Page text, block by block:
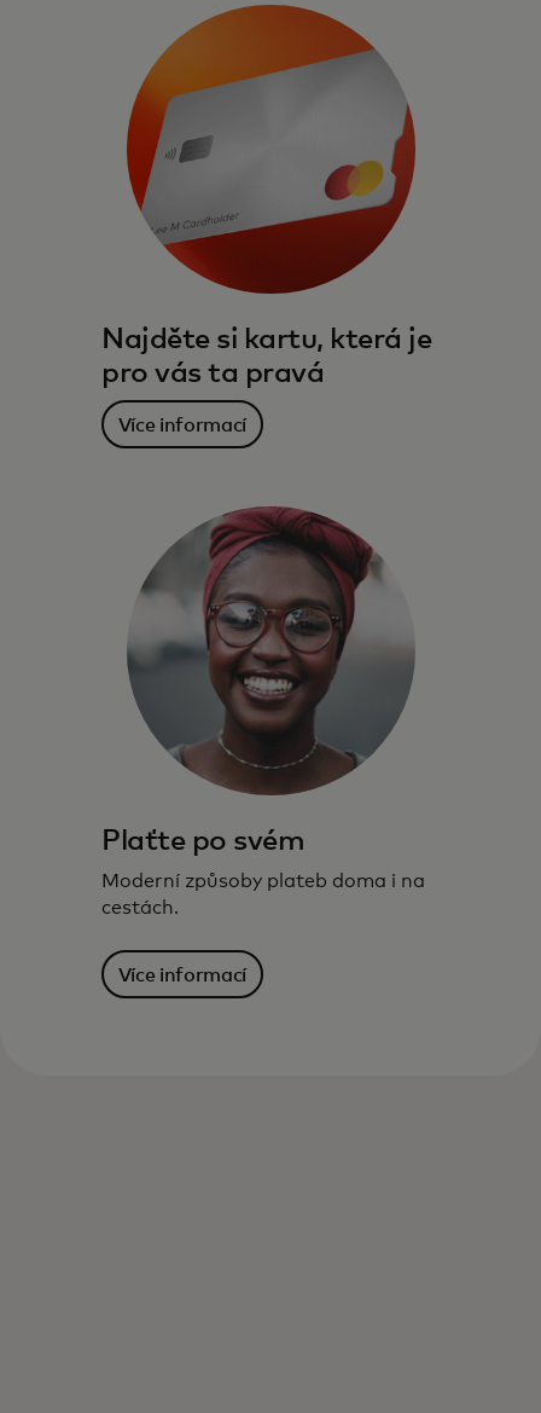
Výhody, služby a odměny, které vás
provázejí – doma i na cestě za vašimi cíli.
Více informací
Najděte si kartu, která je
pro vás ta pravá
Více informací
Plaťte po svém
Moderní způsoby plateb doma i na
cestách.
Více informací